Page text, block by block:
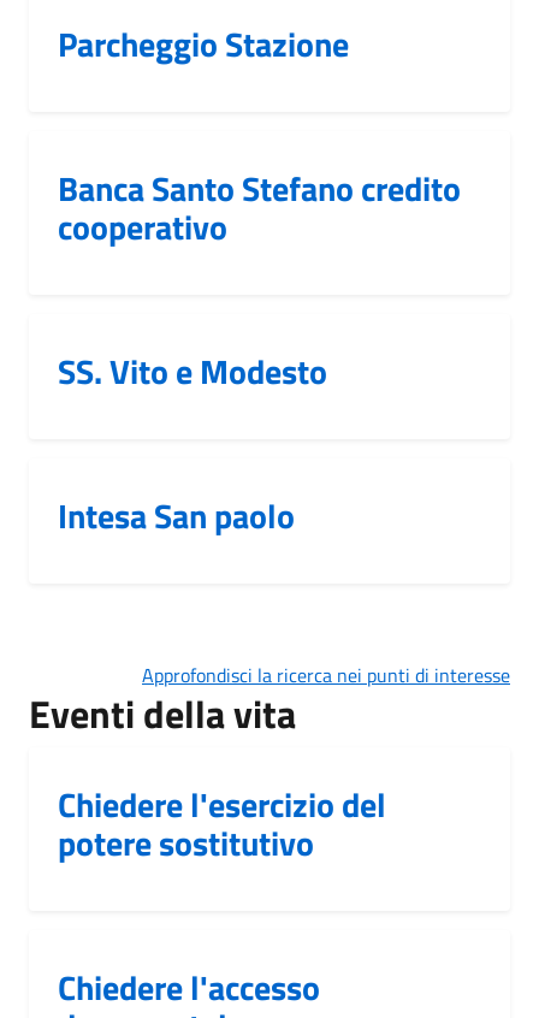
Parcheggio Stazione
Banca Santo Stefano credito
cooperativo
SS. Vito e Modesto
Intesa San paolo
Approfondisci la ricerca nei punti di interesse
Eventi della vita
Chiedere l'esercizio del
potere sostitutivo
Chiedere l'accesso